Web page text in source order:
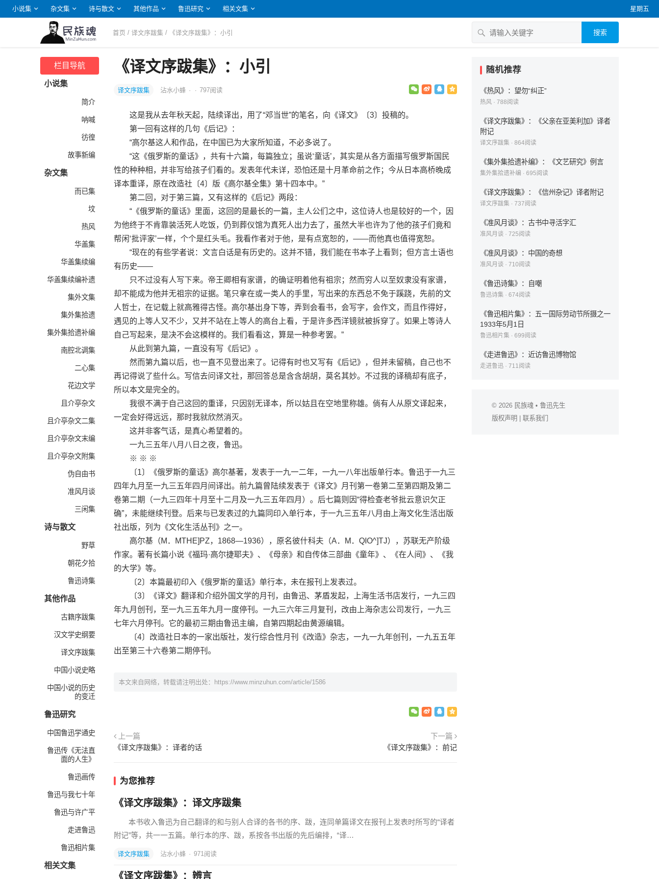
小说集 杂文集 诗与散文 其他作品 鲁迅研究 相关文集 星期五
首页 /译文序跋集 / 《译文序跋集》：小引 搜索
栏目导航
小说集
简介
呐喊
彷徨
故事新编
杂文集
而已集
坟
热风
华盖集
华盖集续编
华盖集续编补遗
集外文集
集外集拾遗
集外集拾遗补编
南腔北调集
二心集
花边文学
且介亭杂文
且介亭杂文二集
且介亭杂文末编
且介亭杂文附集
伪自由书
准风月谈
三闲集
诗与散文
野草
朝花夕拾
鲁迅诗集
其他作品
古籍序跋集
汉文学史纲要
译文序跋集
中国小说史略
中国小说的历史
的变迁
鲁迅研究
中国鲁迅学通史
鲁迅传《无法直
面的人生》
鲁迅画传
鲁迅与我七十年
鲁迅与许广平
走进鲁迅
鲁迅相片集
相关文集
《译文序跋集》：小引
译文序跋集 沾水小蜂 · · 797阅读
这是我从去年秋天起，陆续译出，用了“邓当世”的笔名，向《译文》〔3〕投稿的。
第一回有这样的几句《后记》：
“高尔基这人和作品，在中国已为大家所知道，不必多说了。
“这《俄罗斯的童话》，共有十六篇，每篇独立；虽说‘童话’，其实是从各方面描写俄罗斯国民
性的种种相，并非写给孩子们看的。发表年代未详，恐怕还是十月革命前之作；今从日本高桥晚成
译本重译，原在改造社〔4〕版《高尔基全集》第十四本中。”
第二回，对于第三篇，又有这样的《后记》两段：
“《俄罗斯的童话》里面，这回的是最长的一篇，主人公们之中，这位诗人也是较好的一个，因
为他终于不肯靠装活死人吃饭，仍到葬仪馆为真死人出力去了，虽然大半也许为了他的孩子们竟和
帮闲‘批评家’一样，个个是红头毛。我看作者对于他，是有点宽恕的，——而他真也值得宽恕。
“现在的有些学者说：文言白话是有历史的。这并不错，我们能在书本子上看到；但方言土语也
有历史——
只不过没有人写下来。帝王卿相有家谱，的确证明着他有祖宗；然而穷人以至奴隶没有家谱，
却不能成为他并无祖宗的证据。笔只拿在或一类人的手里，写出来的东西总不免于蹊跷，先前的文
人哲士，在记载上就高雅得古怪。高尔基出身下等，弄到会看书，会写字，会作文，而且作得好，
遇见的上等人又不少，又并不站在上等人的高台上看，于是许多西洋镜就被拆穿了。如果上等诗人
自己写起来，是决不会这模样的。我们看看这，算是一种参考罢。”
从此到第九篇，一直没有写《后记》。
然而第九篇以后，也一直不见登出来了。记得有时也又写有《后记》，但并未留稿，自己也不
再记得说了些什么。写信去问译文社，那回答总是含含胡胡，莫名其妙。不过我的译稿却有底子，
所以本文是完全的。
我很不满于自己这回的重译，只因别无译本，所以姑且在空地里称雄。倘有人从原文译起来，
一定会好得远远，那时我就欣然消灭。
这并非客气话，是真心希望着的。
一九三五年八月八日之夜，鲁迅。
※ ※ ※
〔1〕《俄罗斯的童话》高尔基著，发表于一九一二年，一九一八年出版单行本。鲁迅于一九三
四年九月至一九三五年四月间译出。前九篇曾陆续发表于《译文》月刊第一卷第二至第四期及第二
卷第二期（一九三四年十月至十二月及一九三五年四月）。后七篇则因“得检查老爷批云意识欠正
确”，未能继续刊登。后来与已发表过的九篇同印入单行本，于一九三五年八月由上海文化生活出版
社出版，列为《文化生活丛刊》之一。
高尔基（M．MTHE]PZ，1868—1936），原名彼什科夫（A．M．QIO^]TJ），苏联无产阶级
作家。著有长篇小说《福玛·高尔捷耶夫》、《母亲》和自传体三部曲《童年》、《在人间》、《我
的大学》等。
〔2〕本篇最初印入《俄罗斯的童话》单行本，未在报刊上发表过。
〔3〕《译文》翻译和介绍外国文学的月刊，由鲁迅、茅盾发起，上海生活书店发行，一九三四
年九月创刊，至一九三五年九月一度停刊。一九三六年三月复刊，改由上海杂志公司发行，一九三
七年六月停刊。它的最初三期由鲁迅主编，自第四期起由黄源编辑。
〔4〕改造社日本的一家出版社，发行综合性月刊《改造》杂志，一九一九年创刊，一九五五年
出至第三十六卷第二期停刊。
本文来自网络，转载请注明出处： https://www.minzuhun.com/article/1586
上一篇
《译文序跋集》：译者的话
下一篇
《译文序跋集》：前记
为您推荐
《译文序跋集》：译文序跋集
本书收入鲁迅为自己翻译的和与别人合译的各书的序、跋，连同单篇译文在报刊上发表时所写的“译者
附记”等，共一一五篇。单行本的序、跋，系按各书出版的先后编排，“译…
译文序跋集 沾水小蜂 · 971阅读
《译文序跋集》：辨言
随机推荐
《热风》：望勿“纠正”
热风 · 788阅读
《译文序跋集》：《父亲在亚美利加》译者
附记
译文序跋集 · 864阅读
《集外集拾遗补编》：《文艺研究》例言
集外集拾遗补编 · 695阅读
《译文序跋集》：《信州杂记》译者附记
译文序跋集 · 737阅读
《准风月谈》：古书中寻活字汇
准风月谈 · 725阅读
《准风月谈》：中国的奇想
准风月谈 · 710阅读
《鲁迅诗集》：自嘲
鲁迅诗集 · 674阅读
《鲁迅相片集》：五一国际劳动节所摄之一
1933年5月1日
鲁迅相片集 · 699阅读
《走进鲁迅》：近访鲁迅博物馆
走进鲁迅 · 711阅读
© 2026 民族魂 • 鲁迅先生
版权声明
联系我们